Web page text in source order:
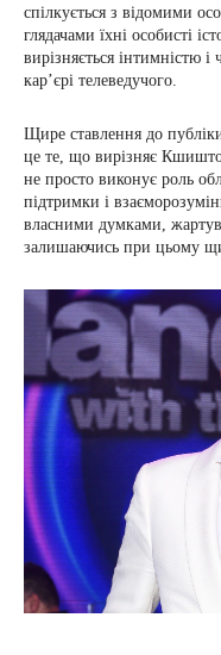
спілкується з відомими
глядачами їхні особисті
вирізняється інтимністю
кар’єрі телеведучого.
Щире ставлення до
це те, що вирізняє
не просто виконує роль
підтримки і
власними думками,
залишаючись при цьому